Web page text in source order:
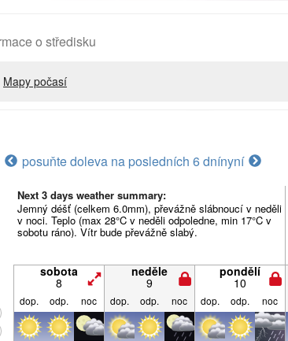
o středisku
Mapy počasí
posuňte doleva na posledních 6 dnínyní
Next 3 days weather summary:
Jemný déšť (celkem 6.0mm), převážně slábnoucí v neděli
v noci. Teplo (max 28°C v neděli odpoledne, min 17°C v
sobotu ráno). Vítr bude převážně slabý.
sobota
8
neděle
9
pondělí
10
dop. odp. noc dop. odp. noc dop. odp. noc